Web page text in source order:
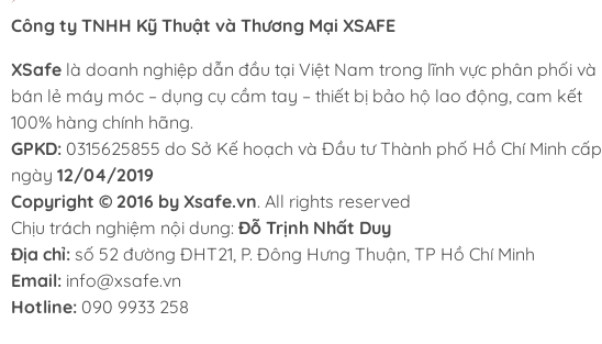
Công ty TNHH Kỹ Thuật và Thương Mại XSAFE
XSafe là doanh nghiệp dẫn đầu tại Việt Nam trong lĩnh vực phân phối và
bán lẻ máy móc – dụng cụ cầm tay – thiết bị bảo hộ lao động, cam kết
100% hàng chính hãng.
GPKD: 0315625855 do Sở Kế hoạch và Đầu tư Thành phố Hồ Chí Minh cấp
ngày 12/04/2019
Copyright © 2016 by Xsafe.vn. All rights reserved
Chịu trách nghiệm nội dung: Đỗ Trịnh Nhất Duy
Địa chỉ: số 52 đường ĐHT21, P. Đông Hưng Thuận, TP Hồ Chí Minh
Email: info@xsafe.vn
Hotline: 090 9933 258